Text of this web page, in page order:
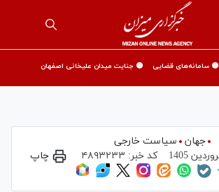
🟡 سامانه‌های قضایی 🟡 جنایت میدان علیخانی اصفهان
جهان
سیاست خارجی
کد خبر: ۴۸۹۳۲۳۳ چاپ